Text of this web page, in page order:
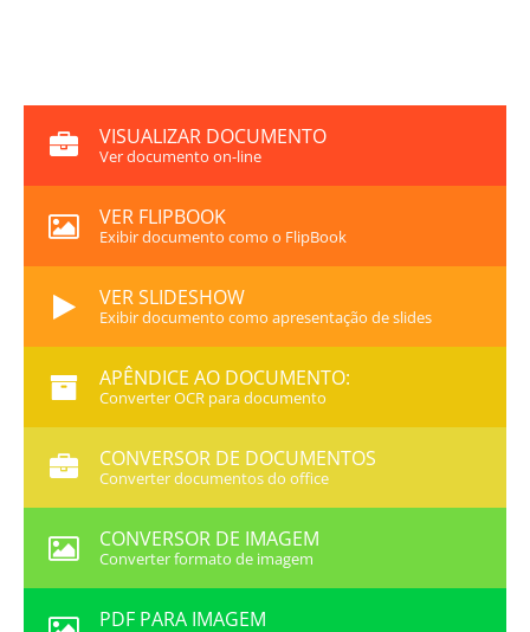
VISUALIZAR DOCUMENTO
Ver documento on-line
VER FLIPBOOK
Exibir documento como o FlipBook
VER SLIDESHOW
Exibir documento como apresentação de slides
APÊNDICE AO DOCUMENTO:
Converter OCR para documento
CONVERSOR DE DOCUMENTOS
Converter documentos do office
CONVERSOR DE IMAGEM
Converter formato de imagem
PDF PARA IMAGEM